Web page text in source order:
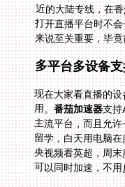
来说至关重要，毕
多平台多设备
现在大家看直播的
用。番茄加速器支持
主流
留学
央视
可以同时加速，不